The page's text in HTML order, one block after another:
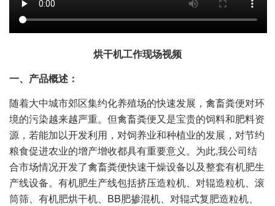
烘干机工作现场视频
一、产品概述：
随着大中城市郊区集约化养殖场的快速发展，禽畜粪便对环
境的污染越来越严重。但禽畜粪便又是宝贵的饲料和肥料资
源，若能加以开发利用，对饲养业和种植业的发展，对节约
粮食促进农业的增产增收都具有重要意义。为此,我公司结
合市场情况开发了禽畜粪便快速干燥设备以及整套有机肥生
产线设备。有机肥生产线包括挤压造粒机、对辊造粒机、滚
筒筛、有机肥烘干机、BB肥掺混机、对辊式复肥造粒机、